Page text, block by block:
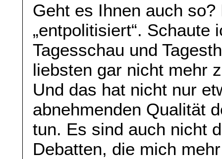
Geht es Ihnen auch
„entpolitisiert“. Schaute
Tagesschau und
liebsten gar nicht mehr
Und das hat nicht nur
abnehmenden Qualität
tun. Es sind auch nicht
Debatten, die mich